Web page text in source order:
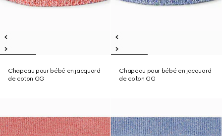
Chapeau pour bébé en jacquard
de coton GG
Chapeau pour bébé en jacquard
de coton GG